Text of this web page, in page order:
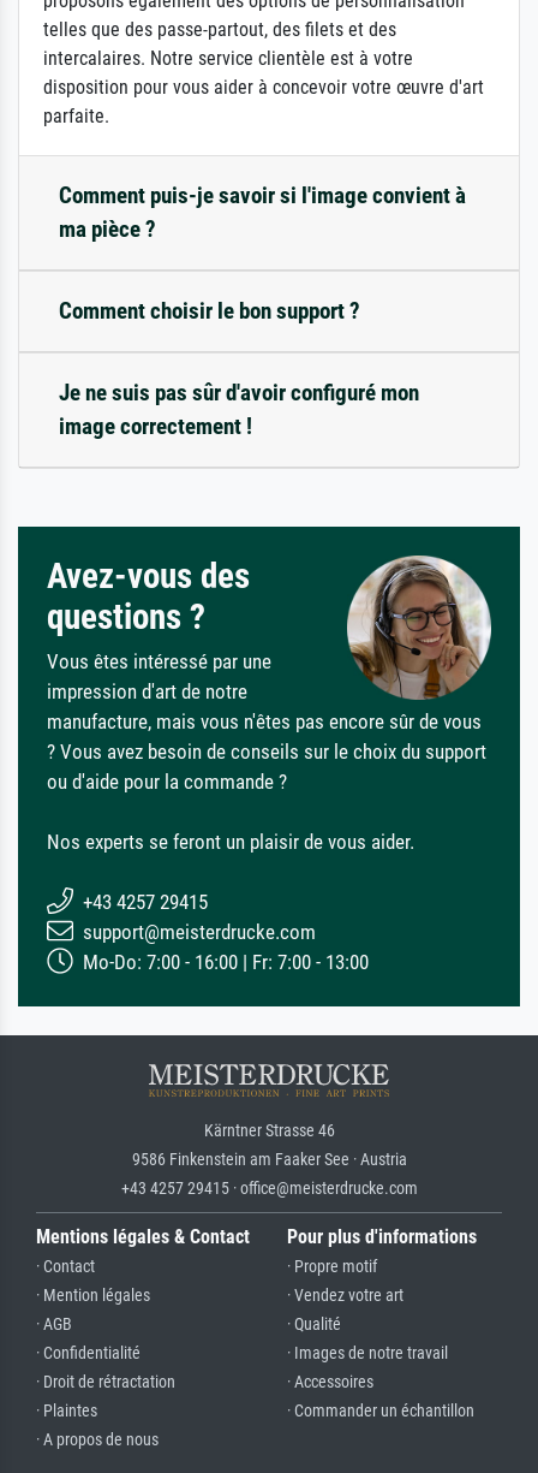
telles que des passe-partout, des filets et des
intercalaires. Notre service clientèle est à votre
disposition pour vous aider à concevoir votre œuvre d'art
parfaite.
Comment puis-je savoir si l'image convient à
ma pièce ?
Comment choisir le bon support ?
Je ne suis pas sûr d'avoir configuré mon
image correctement !
Avez-vous des
questions ?
Vous êtes intéressé par une
impression d'art de notre
manufacture, mais vous n'êtes pas encore sûr de vous
? Vous avez besoin de conseils sur le choix du support
ou d'aide pour la commande ?
Nos experts se feront un plaisir de vous aider.
+43 4257 29415
support@meisterdrucke.com
Mo-Do: 7:00 - 16:00 | Fr: 7:00 - 13:00
Kärntner Strasse 46
9586 Finkenstein am Faaker See · Austria
+43 4257 29415 · office@meisterdrucke.com
Mentions légales & Contact
· Contact
· Mention légales
· AGB
· Confidentialité
· Droit de rétractation
· Plaintes
· A propos de nous
Pour plus d'informations
· Propre motif
· Vendez votre art
· Qualité
· Images de notre travail
· Accessoires
· Commander un échantillon